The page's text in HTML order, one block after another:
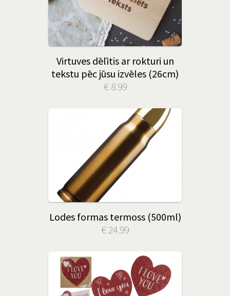
Virtuves dēlītis ar rokturi un
tekstu pēc jūsu izvēles (26cm)
€ 8.99
Lodes formas termoss (500ml)
€ 24.99